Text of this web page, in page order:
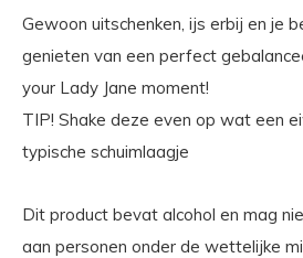
Gewoon uitschenken, ijs erbij en je
genieten van een perfect
your Lady Jane moment!
TIP! Shake deze even op wat een
typische schuimlaagje
Dit product bevat alcohol en mag
aan personen onder de wettelijke